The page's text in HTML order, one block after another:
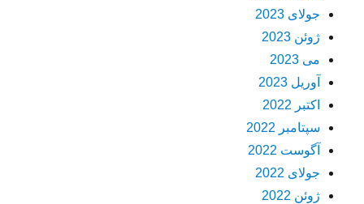
جولای 2023
ژوئن 2023
می 2023
آوریل 2023
اکتبر 2022
سپتامبر 2022
آگوست 2022
جولای 2022
ژوئن 2022